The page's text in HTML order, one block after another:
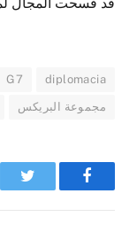
diplomacia
G7
مجموعة البريكس
فيسبوك تويتر